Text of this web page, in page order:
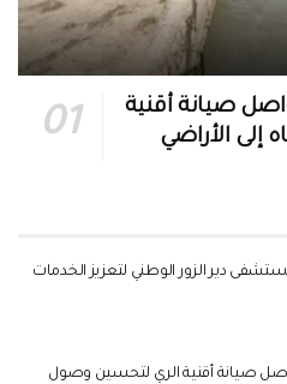
تواصل صيانة أقنية
إلى الأراضي
دير الزور الوطني لتعزيز الخدمات
تواصل صيانة أقنية الري لتحسين وصول